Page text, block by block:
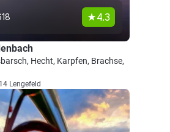
4.3
Hecht, Karpfen, Brachse,
Lengefeld